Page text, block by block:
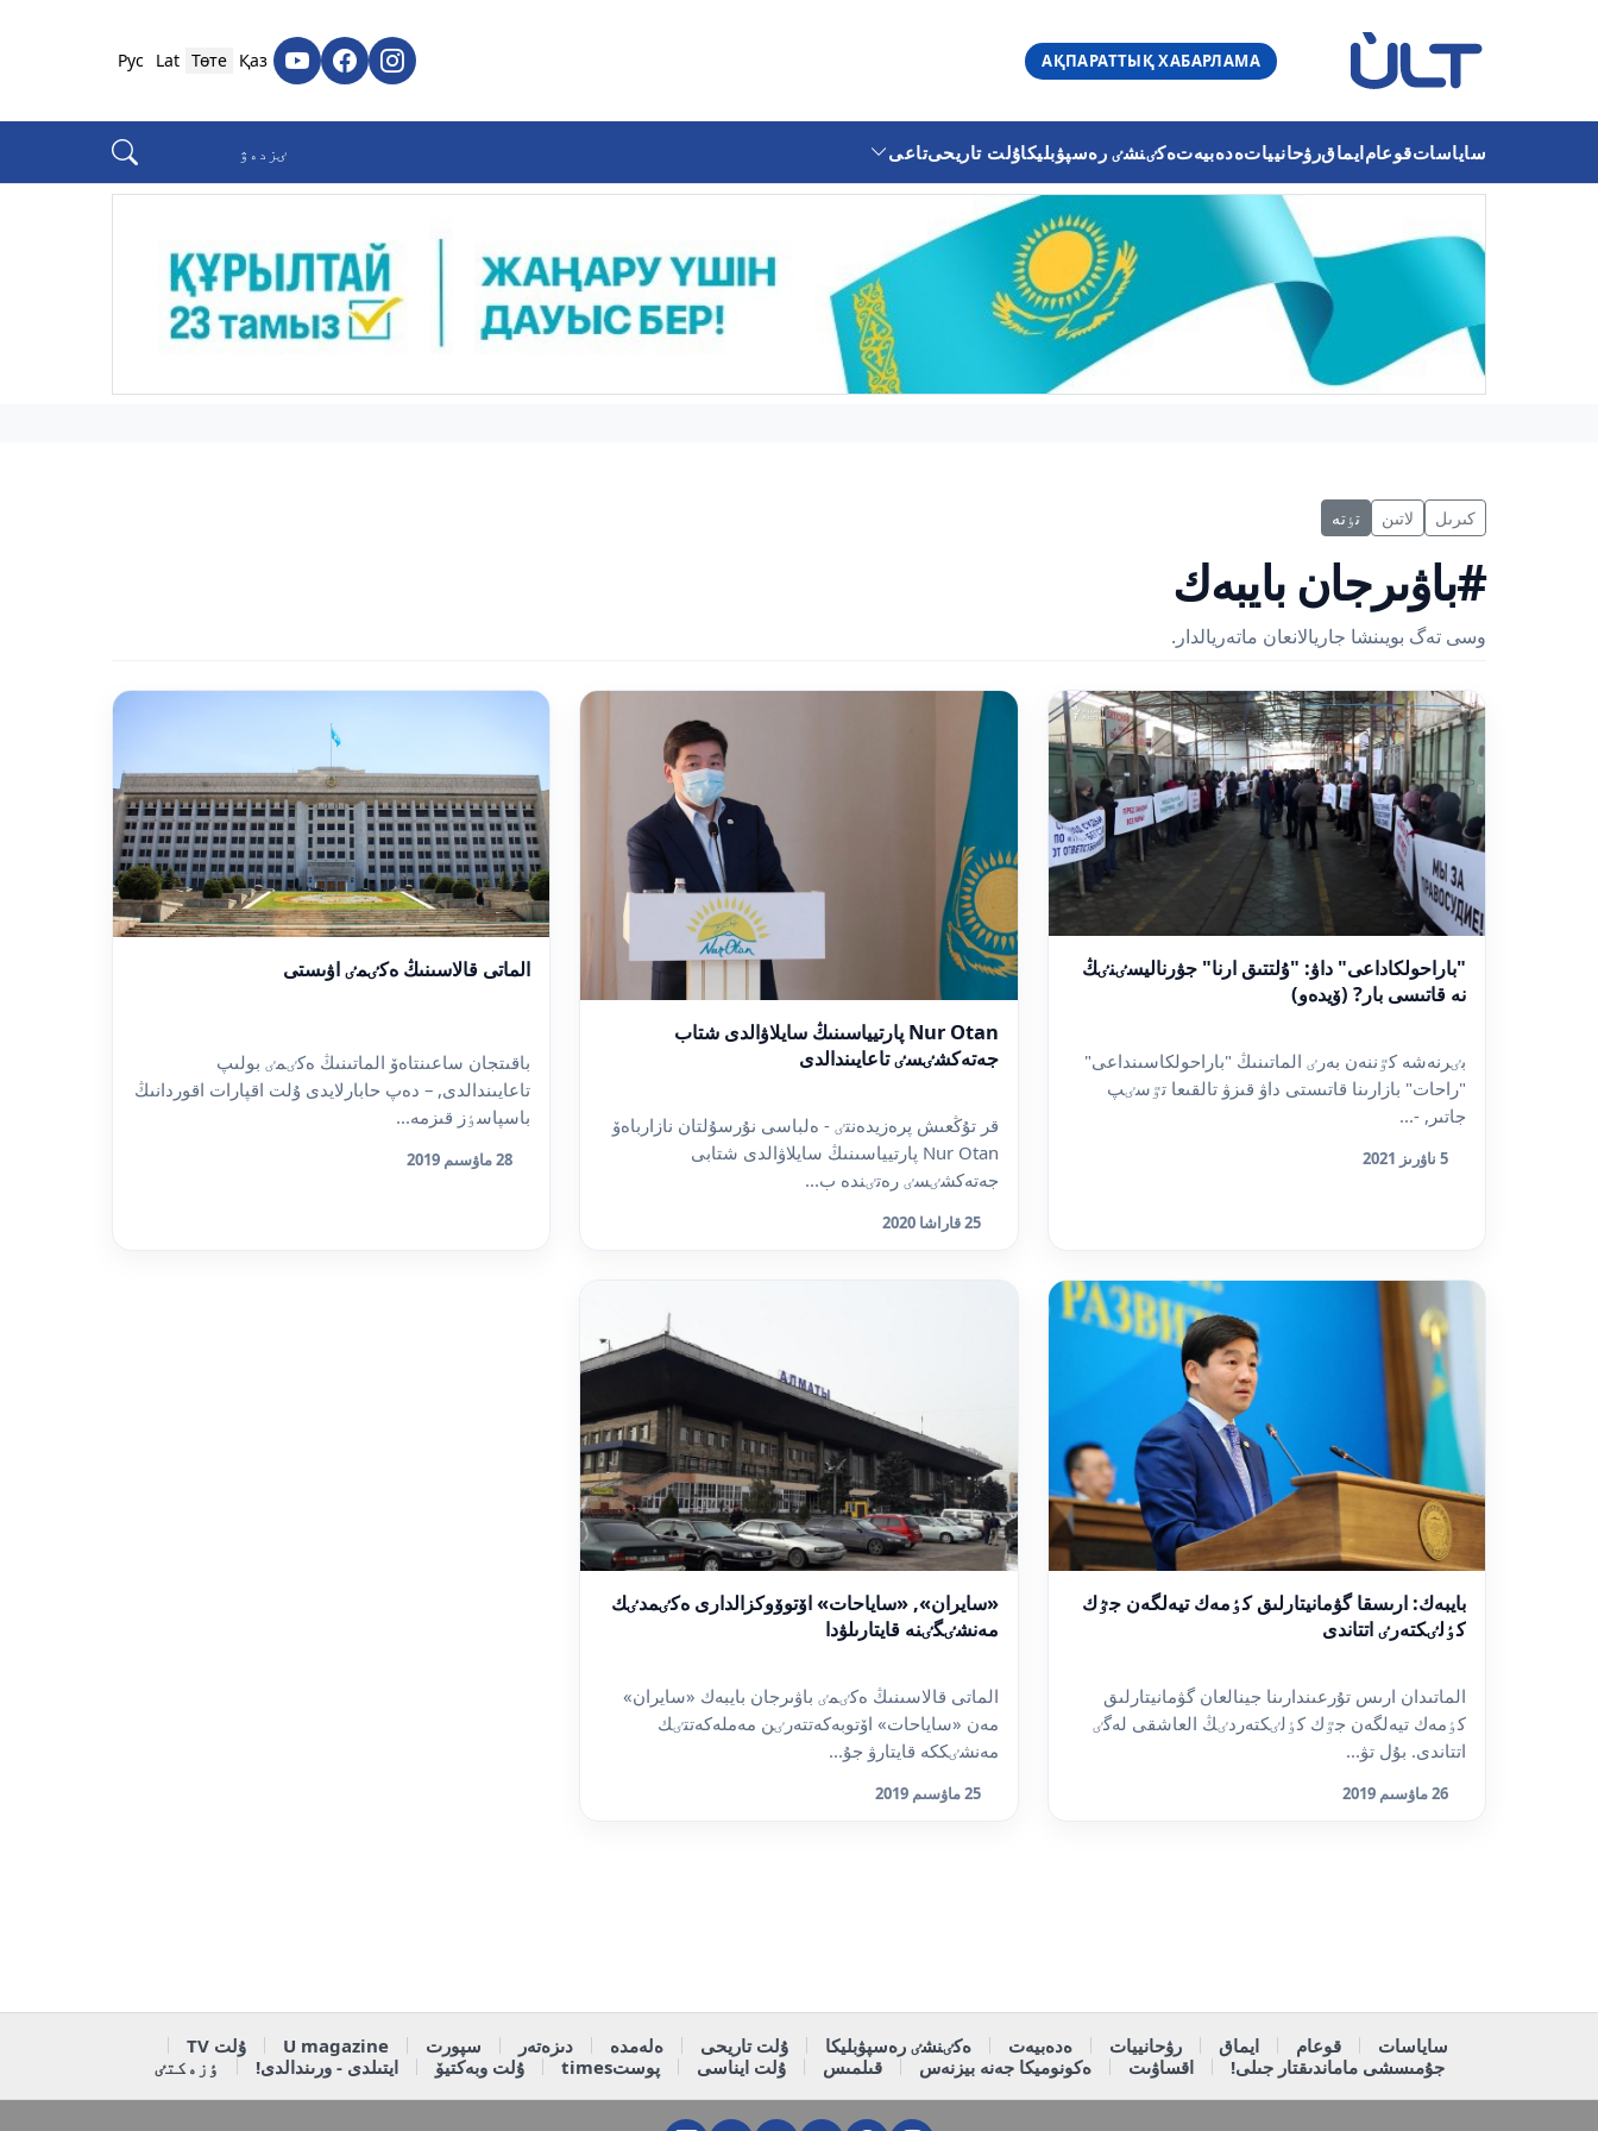
АҚПАРАТТЫҚ ХАБАРЛАМА
Қаз
Төте
Lat
Рус
ساياساتقوعامايماقرۋحانيياتەدەبيەتەكٸنشٸ رەسپۋبليكاۇلت تاريحىتاعى
كىرىل لاتىن تٶتە
#باۋىرجان بايبەك
وسى تەگ بويىنشا جاريالانعان ماتەريالدار.
"باراحولكاداعى" داۋ: "ۇلتتىق ارنا" جۋرناليسٸنٸڭ
نە قاتىسى بار? (ۆيدەو)
بٸرنەشە كٷننەن بەرٸ الماتىنىڭ "باراحولكاسىنداعى"
"راحات" بازارىنا قاتىستى داۋ قىزۋ تالقىعا تٷسٸپ
جاتىر, -...
5 ناۋرىز 2021
Nur Otan پارتيياسىنىڭ سايلاۋالدى شتاب
جەتەكشٸسٸ تاعايىندالدى
قر تۇڭعىش پرەزيدەنتٸ - ەلباسى نۇرسۇلتان نازارباەۆ
Nur Otan پارتيياسىنىڭ سايلاۋالدى شتابى
جەتەكشٸسٸ رەتٸندە ب...
25 قاراشا 2020
الماتى قالاسىنىڭ ەكٸمٸ اۋىستى
باقىتجان ساعىنتاەۆ الماتىنىڭ ەكٸمٸ بولىپ
تاعايىندالدى, – دەپ حابارلايدى ۇلت اقپارات اقوردانىڭ
باسپاسٶز قىزمە...
28 ماۋسىم 2019
بايبەك: ارىسقا گۋمانيتارلىق كٶمەك تيەلگەن جٷك
كٶلٸكتەرٸ اتتاندى
الماتىدان ارىس تۇرعىندارىنا جينالعان گۋمانيتارلىق
كٶمەك تيەلگەن جٷك كٶلٸكتەردٸڭ العاشقى لەگٸ
اتتاندى. بۇل تۋ...
26 ماۋسىم 2019
«سايران», «ساياحات» اۆتوۆوكزالدارى ەكٸمدٸك
مەنشٸگٸنە قايتارىلۋدا
الماتى قالاسىنىڭ ەكٸمٸ باۋىرجان بايبەك «سايران»
مەن «ساياحات» اۆتوبەكەتتەرٸن مەملەكەتتٸك
مەنشٸككە قايتارۋ جۇ...
25 ماۋسىم 2019
ساياسات قوعام ايماق رۋحانييات ەدەبيەت ەكٸنشٸ رەسپۋبليكا ۇلت تاريحى ەلەمدە دىزەتەر سپورت U magazine
ۇلت TV
جۇمىسشى ماماندىقتار جىلى!
اقساۋىت ەكونوميكا جەنە بيزنەس قىلمىس ۇلت ايناسى پوستtimes ۇلت وبەكتيۆ ايتىلدى - ورىندالدى! ٶزەكتٸ